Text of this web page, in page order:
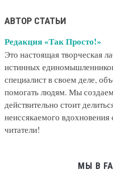
АВТОР СТАТЬИ
Редакция «Так Просто!»
Это настоящая творческая
истинных
специалист в своем деле,
помогать людям. Мы
действительно стоит
неиссякаемого
читатели!
МЫ В